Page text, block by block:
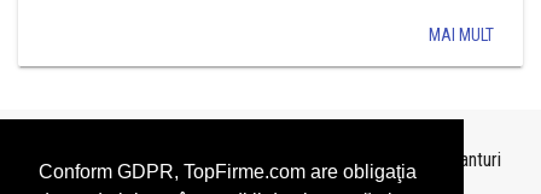
Conform GDPR, TopFirme.com are obligaţia
MAI MULT
Topurile sunt realizate deTopFirme
pe baza ultimelor bilanturi
depuse si au scop informativ.